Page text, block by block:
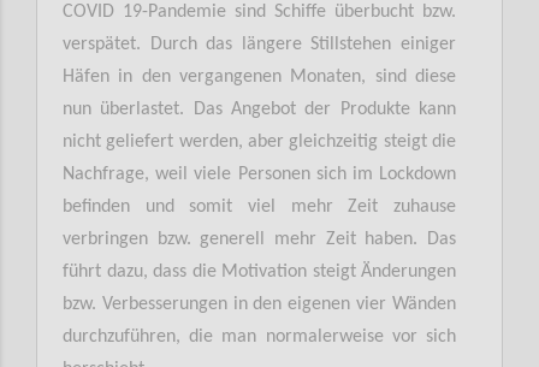
COVID 19-Pandemie sind Schiffe überbucht bzw.
verspätet. Durch das längere Stillstehen einiger
Häfen in den vergangenen Monaten, sind diese
nun überlastet. Das Angebot der Produkte kann
nicht geliefert werden, aber gleichzeitig steigt die
Nachfrage, weil viele Personen sich im Lockdown
befinden und somit viel mehr Zeit zuhause
verbringen bzw. generell mehr Zeit haben. Das
führt dazu, dass die Motivation steigt Änderungen
bzw. Verbesserungen in den eigenen vier Wänden
durchzuführen, die man normalerweise vor sich